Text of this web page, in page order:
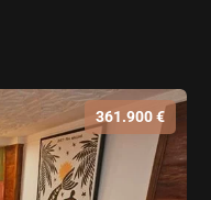
361.900 €